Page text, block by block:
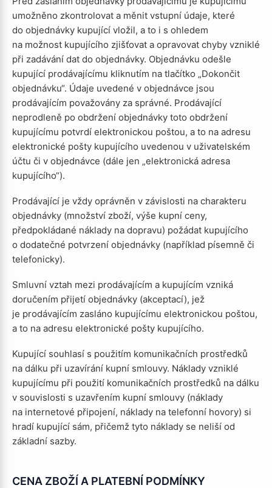
umožněno zkontrolovat a měnit vstupní údaje, které
do objednávky kupující vložil, a to i s ohledem
na možnost kupujícího zjišťovat a opravovat chyby vzniklé
při zadávání dat do objednávky. Objednávku odešle
kupující prodávajícímu kliknutím na tlačítko „Dokončit
objednávku“. Údaje uvedené v objednávce jsou
prodávajícím považovány za správné. Prodávající
neprodleně po obdržení objednávky toto obdržení
kupujícímu potvrdí elektronickou poštou, a to na adresu
elektronické pošty kupujícího uvedenou v uživatelském
účtu či v objednávce (dále jen „elektronická adresa
kupujícího“).
Prodávající je vždy oprávněn v závislosti na charakteru
objednávky (množství zboží, výše kupní ceny,
předpokládané náklady na dopravu) požádat kupujícího
o dodatečné potvrzení objednávky (například písemně či
telefonicky).
Smluvní vztah mezi prodávajícím a kupujícím vzniká
doručením přijetí objednávky (akceptací), jež
je prodávajícím zasláno kupujícímu elektronickou poštou,
a to na adresu elektronické pošty kupujícího.
Kupující souhlasí s použitím komunikačních prostředků
na dálku při uzavírání kupní smlouvy. Náklady vzniklé
kupujícímu při použití komunikačních prostředků na dálku
v souvislosti s uzavřením kupní smlouvy (náklady
na internetové připojení, náklady na telefonní hovory) si
hradí kupující sám, přičemž tyto náklady se neliší od
základní sazby.
CENA ZBOŽÍ A PLATEBNÍ PODMÍNKY